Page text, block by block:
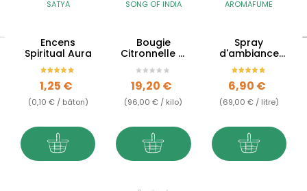
SATYA
Encens
Spiritual Aura
Prix
1,25 €
(0,10 € / bâton)
SONG OF INDIA
Bougie
Citronnelle &
Tridosha
Prix
19,20 €
(96,00 € / kilo)
AROMAFUME
Spray
d'ambiance
Benjoin -
Conscience
spirituelle
Prix
6,90 €
(69,00 € / litre)